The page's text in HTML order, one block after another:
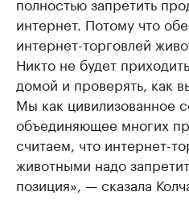
интернет. Потому что
интернет-торговлей
Никто не будет
домой и проверять, как
Мы как цивилизованное
объединяющее многих
считаем, что интернет-
животными надо
позиция», — сказала